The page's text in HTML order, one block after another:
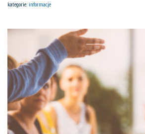
kategorie: informacje